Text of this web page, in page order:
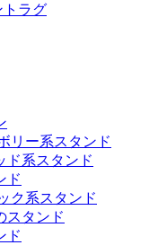
ラグ
リー系スタンド
ド系スタンド
ド
ク系スタンド
スタンド
ド